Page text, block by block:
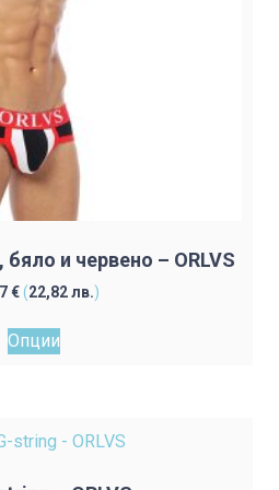
product
и червено – ORLVS
€(22,82лв.)
Опции
The